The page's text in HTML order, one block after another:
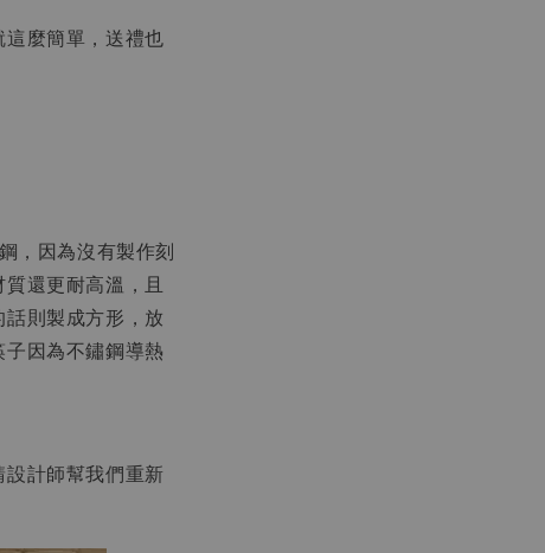
麼簡單，送禮也
，因為沒有製作刻
還更耐高溫，且
則製成方形，放
因為不鏽鋼導熱
計師幫我們重新